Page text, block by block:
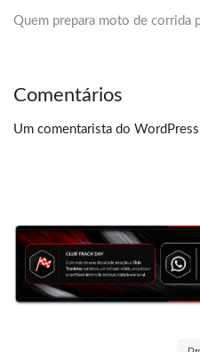
Quem prepara moto de corrida
Comentários
Um comentarista do WordPress